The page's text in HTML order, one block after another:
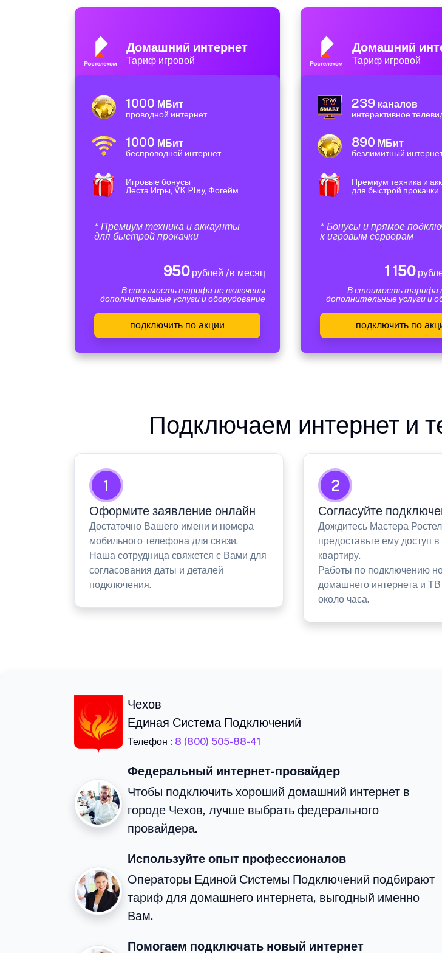
Домашний интернет
Тариф игровой
1000 МБит
проводной интернет
1000 МБит
беспроводной интернет
Игровые бонусы
Леста Игры, VK Play, Фогейм
* Премиум техника и аккаунты
для быстрой прокачки
950рублей /в месяц
В стоимость тарифа не включены
дополнительные услуги и оборудование
подключить по акции
Домашний
Тариф игровой
239 каналов
интерактивное
890 МБит
безлимитный
Премиум техника и
для быстрой прокачки
* Бонусы и прямое
к игровым серверам
1 150
В стоимость тарифа
дополнительные услуги и
подключить по
Подключаем интернет и
1
Оформите заявление онлайн
Достаточно Вашего имени и номера
мобильного телефона для связи.
Наша сотрудница свяжется с Вами для
согласования даты и деталей
подключения.
2
Согласуйте
Дождитесь Мастера
предоставьте ему доступ
квартиру.
Работы по подключению
домашнего интернета и
около часа.
Чехов
Единая Система Подключений
Телефон : 8 (800) 505-88-41
Федеральный интернет-провайдер
Чтобы подключить хороший домашний интернет в
городе Чехов, лучше выбрать федерального
провайдера.
Используйте опыт профессионалов
Операторы Единой Системы Подключений подбирают
тариф для домашнего интернета, выгодный именно
Вам.
Помогаем подключать новый интернет